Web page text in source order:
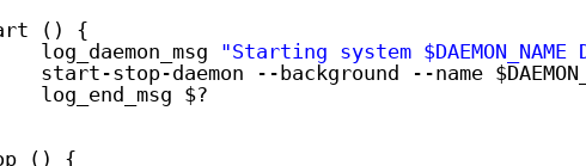
() {
log_daemon_msg "Starting system $DAEMON_NAME
start-stop-daemon --background --name
log_end_msg $?
() {